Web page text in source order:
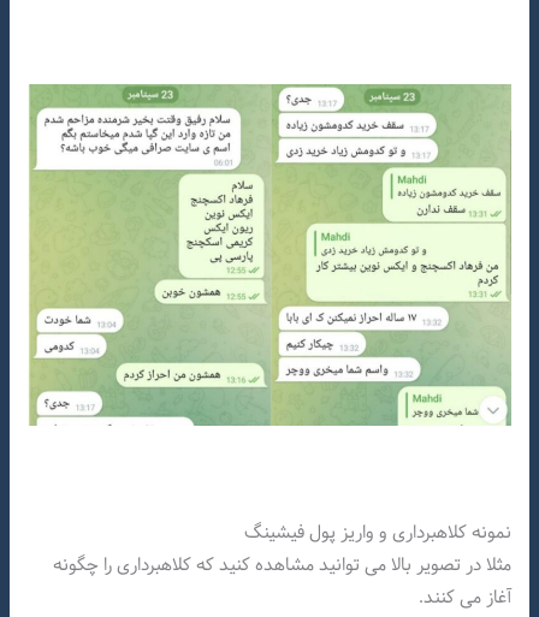
نمونه کلاهبرداری و واریز پول فیشینگ
مثلا در تصویر بالا می توانید مشاهده کنید که کلاهبرداری را چگونه
آغاز می کنند.